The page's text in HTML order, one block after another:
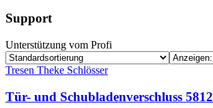
Support
Unterstützung vom Profi
Tresen Theke Schlösser
Tür- und Schubladenverschluss 5812